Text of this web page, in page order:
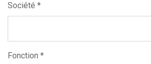
Société *
Fonction *